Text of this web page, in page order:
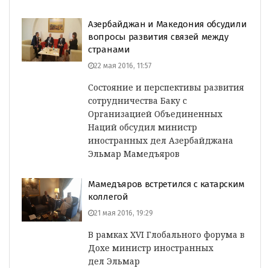
Азербайджан и Македония обсудили
вопросы развития связей между
странами
22 мая 2016, 11:57
Состояние и перспективы развития
сотрудничества Баку с
Организацией Объединенных
Наций обсудил министр
иностранных дел Азербайджана
Эльмар Мамедъяров
Мамедъяров встретился с катарским
коллегой
21 мая 2016, 19:29
В рамках XVI Глобального форума в
Дохе министр иностранных
дел Эльмар